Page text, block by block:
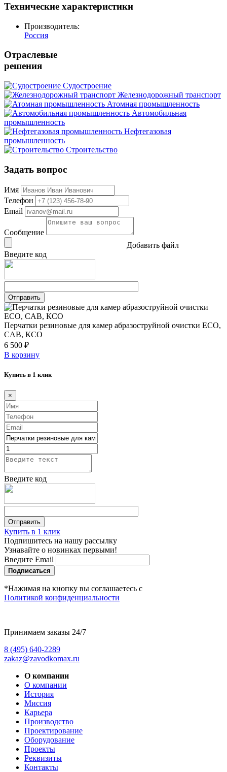
Технические характеристики
Производитель:
Россия
Отраслевые
решения
Судостроение
Железнодорожный транспорт
Атомная промышленность
Автомобильная
промышленность
Нефтегазовая
промышленность
Строительство
Задать вопрос
Имя
Телефон
Email
Сообщение
Добавить файл
Введите код
Перчатки резиновые для камер абразоструйной очистки ECO,
CAB, КСО
6 500 ₽
В корзину
Купить в 1 клик
×
Введите код
Купить в 1 клик
Подпишитесь на нашу рассылку
Узнавайте о новинках первыми!
Введите Email
Подписаться
*Нажимая на кнопку вы соглашаетесь с
Политикой конфиденциальности
Принимаем заказы 24/7
8 (495) 640-2289
zakaz@zavodkomax.ru
О компании
О компании
История
Миссия
Карьера
Производство
Проектирование
Оборудование
Проекты
Реквизиты
Контакты